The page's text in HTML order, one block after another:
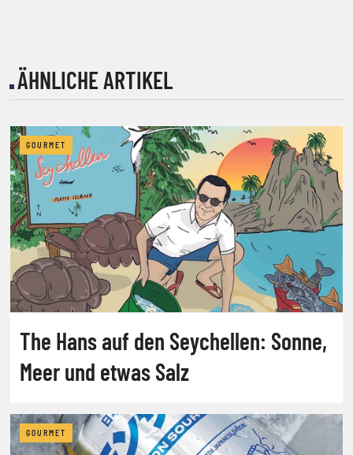
ÄHNLICHE ARTIKEL
GOURMET
The Hans auf den Seychellen: Sonne,
Meer und etwas Salz
GOURMET